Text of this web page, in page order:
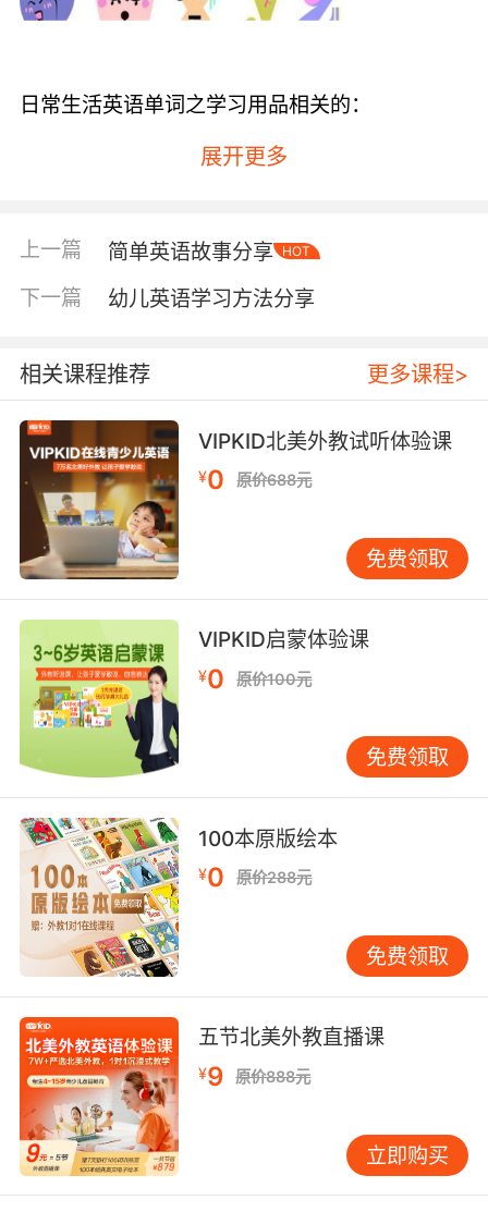
日常生活英语单词之学习用品相关的：
pen的意思是钢笔、pencil的意思是铅笔、
book的意思是漫画书、post card的意思是明信
片、newspaper的意思是报纸、schoolbag的意
思是书包，以及eraser的意思是橡皮、crayon的
本、Chinese book的意思是语文书、English
book的意思是英语书、math book的意思是数学
书、magazine的意思是杂志、dictionary的意思
是词典。
日常生活英语单词之动物相关的：
鸭，rabbit意为兔而horse意为马，elephant意为
大象而ant意为蚂蚁，fish意为鱼而bird意为鸟，
eagle意为鹰而beaver意为海狸，snake意为蛇
而mouse意为老鼠，squirrel意为松鼠而
kangaroo意为袋鼠，monkey意为猴而panda意
为熊猫。还有bear意为熊而lion意为狮子，tiger
意为鹿，giraffe意为长颈鹿而goose意为鹅，
hen意为母鸡而turkey意为火鸡，lamb意为小羊
而sheep意为绵羊，goat意为山羊而cow意为奶
牛，donkey意为驴而squid意为鱿鱼，lobster意
为龙虾而shark意为鲨鱼，seal意为海豹而sperm
whale意为抹香鲸。
日常生活英语单词之颜色相关的：
red表示的是红色——blue表示的是蓝色——
yellow表示的是黄色——green表示的是绿色
——white表示的是白色——black表示的是黑色
展开更多
上一篇 简单英语故事分享 HOT
下一篇 幼儿英语学习方法分享
相关课程推荐 更多课程>
VIPKID北美外教试听体验课
¥0 原价688元
免费领取
VIPKID启蒙体验课
¥0 原价100元
免费领取
100本原版绘本
¥0 原价288元
免费领取
五节北美外教直播课
¥9 原价888元
立即购买